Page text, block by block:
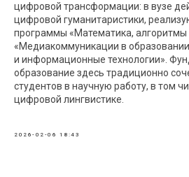
цифровой трансформации: в вузе
цифровой гуманитаристики,
программы «Математика, алгоритмы
«Медиакоммуникации в
и информационные технологии».
образование здесь традиционно
студентов в научную работу, в том
цифровой лингвистике.
2026-02-06 18:43